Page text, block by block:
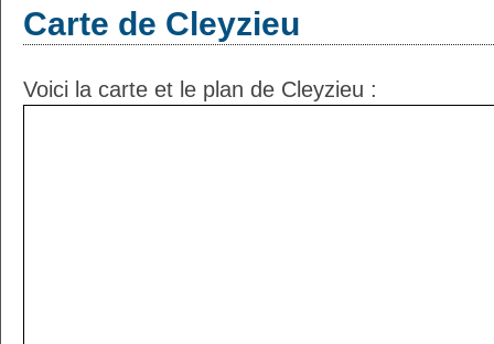
Carte de Cleyzieu
Voici la carte et le plan de Cleyzieu :